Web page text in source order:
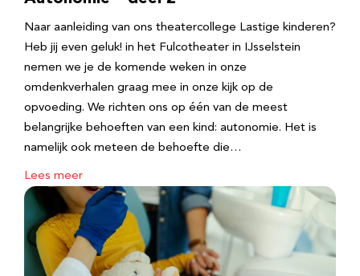
Naar aanleiding van ons theatercollege Lastige kinderen?
Heb jij even geluk! in het Fulcotheater in IJsselstein
nemen we je de komende weken in onze
omdenkverhalen graag mee in onze kijk op de
opvoeding. We richten ons op één van de meest
belangrijke behoeften van een kind: autonomie. Het is
namelijk ook meteen de behoefte die…
Lees meer